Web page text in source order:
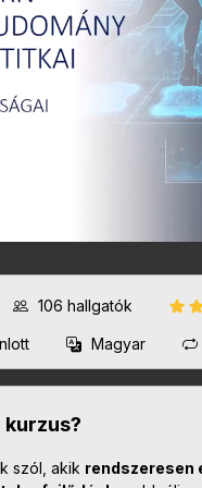
106 hallgatók
Magyar
kurzus?
szól, akik rendszeresen